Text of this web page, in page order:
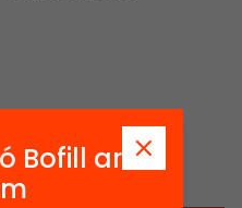
Bofill ara